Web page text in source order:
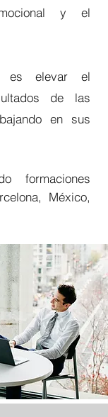
y el
es elevar el
de las
en sus
formaciones
México,